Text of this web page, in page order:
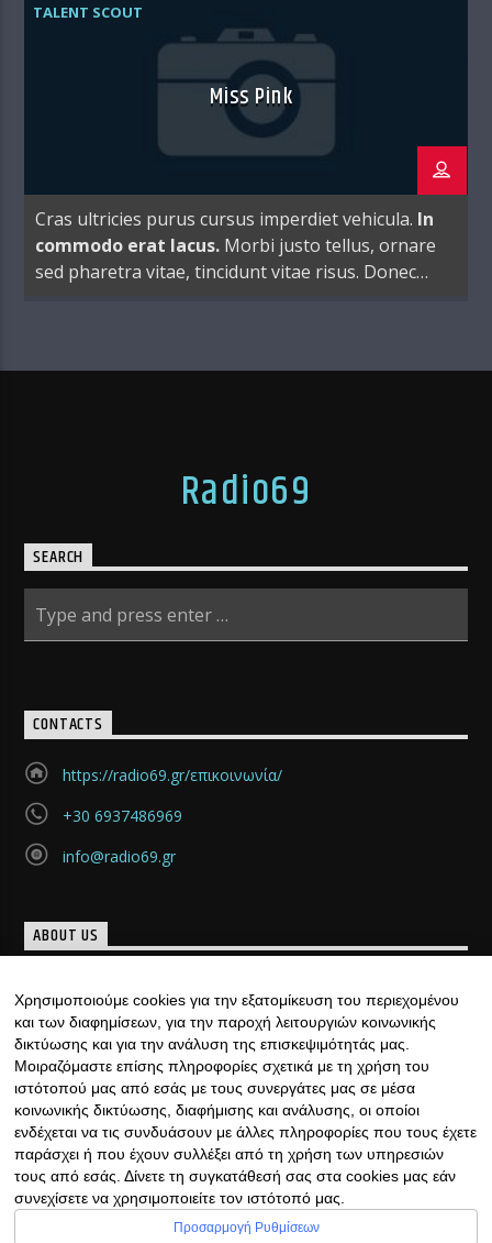
TALENT SCOUT
Miss Pink
Cras ultricies purus cursus imperdiet vehicula. In
commodo erat lacus. Morbi justo tellus, ornare
sed pharetra vitae, tincidunt vitae risus. Donec
Radio69
SEARCH
CONTACTS
https://radio69.gr/επικοινωνία/
+30 6937486969
info@radio69.gr
ABOUT US
«γεννήθηκε», με υπογραφή… ιδιαίτερη. Κάθε μέρα, ......
Discover more
Copyright © 2022 | Φιλοξενία Ιστοσελίδας &
Χρησιμοποιούμε cookies για την εξατομίκευση του περιεχομένου
και των διαφημίσεων, για την παροχή λειτουργιών κοινωνικής
δικτύωσης και για την ανάλυση της επισκεψιμότητάς μας.
Μοιραζόμαστε επίσης πληροφορίες σχετικά με τη χρήση του
ιστότοπού μας από εσάς με τους συνεργάτες μας σε μέσα
κοινωνικής δικτύωσης, διαφήμισης και ανάλυσης, οι οποίοι
ενδέχεται να τις συνδυάσουν με άλλες πληροφορίες που τους έχετε
παράσχει ή που έχουν συλλέξει από τη χρήση των υπηρεσιών
τους από εσάς. Δίνετε τη συγκατάθεσή σας στα cookies μας εάν
συνεχίσετε να χρησιμοποιείτε τον ιστότοπό μας.
Προσαρμογή Ρυθμίσεων